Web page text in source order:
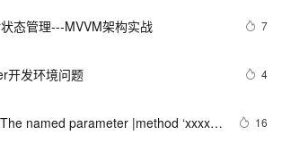
态管理---MVVM架构实战 7
开发环境问题 4
named parameter |method ‘xxxx‘
16